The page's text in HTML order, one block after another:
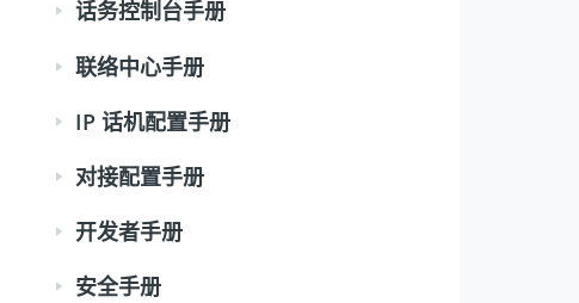
话务控制台手册
联络中心手册
IP 话机配置手册
对接配置手册
开发者手册
安全手册